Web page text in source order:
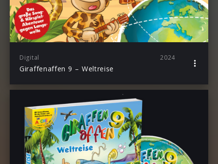
Digital 2024
Giraffenaffen 9 – Weltreise